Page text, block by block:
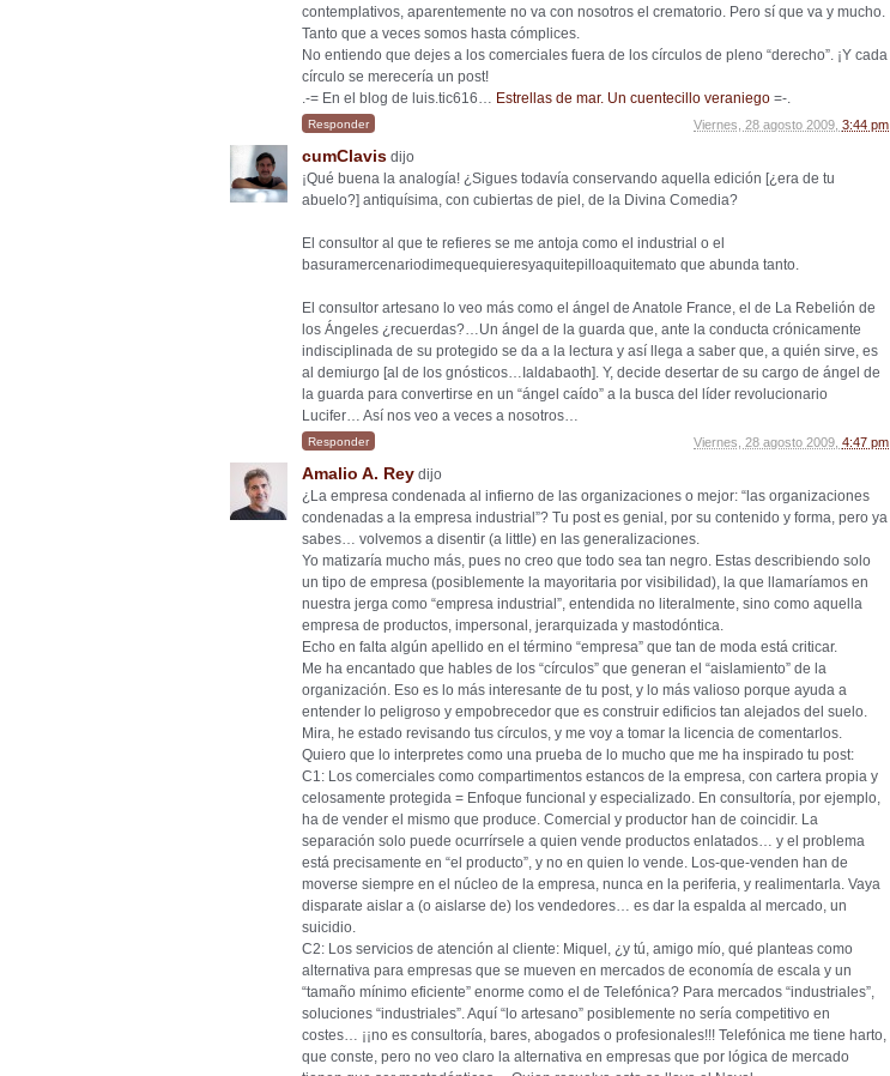
contemplativos, aparentemente no va con nosotros el crematorio. Pero sí que va y mucho.
Tanto que a veces somos hasta cómplices.
No entiendo que dejes a los comerciales fuera de los círculos de pleno “derecho”. ¡Y cada
círculo se merecería un post!
.-= En el blog de luis.tic616… Estrellas de mar. Un cuentecillo veraniego =-.
Viernes, 28 agosto 2009, 3:44 pm
Responder
cumClavis dijo
¡Qué buena la analogía! ¿Sigues todavía conservando aquella edición [¿era de tu
abuelo?] antiquísima, con cubiertas de piel, de la Divina Comedia?
El consultor al que te refieres se me antoja como el industrial o el
basuramercenariodimequequieresyaquitepilloaquitemato que abunda tanto.
El consultor artesano lo veo más como el ángel de Anatole France, el de La Rebelión de
los Ángeles ¿recuerdas?…Un ángel de la guarda que, ante la conducta crónicamente
indisciplinada de su protegido se da a la lectura y así llega a saber que, a quién sirve, es
al demiurgo [al de los gnósticos…Ialdabaoth]. Y, decide desertar de su cargo de ángel de
la guarda para convertirse en un “ángel caído” a la busca del líder revolucionario
Lucifer… Así nos veo a veces a nosotros…
Viernes, 28 agosto 2009, 4:47 pm
Responder
Amalio A. Rey dijo
¿La empresa condenada al infierno de las organizaciones o mejor: “las organizaciones
condenadas a la empresa industrial”? Tu post es genial, por su contenido y forma, pero ya
sabes… volvemos a disentir (a little) en las generalizaciones.
Yo matizaría mucho más, pues no creo que todo sea tan negro. Estas describiendo solo
un tipo de empresa (posiblemente la mayoritaria por visibilidad), la que llamaríamos en
nuestra jerga como “empresa industrial”, entendida no literalmente, sino como aquella
empresa de productos, impersonal, jerarquizada y mastodóntica.
Echo en falta algún apellido en el término “empresa” que tan de moda está criticar.
Me ha encantado que hables de los “círculos” que generan el “aislamiento” de la
organización. Eso es lo más interesante de tu post, y lo más valioso porque ayuda a
entender lo peligroso y empobrecedor que es construir edificios tan alejados del suelo.
Mira, he estado revisando tus círculos, y me voy a tomar la licencia de comentarlos.
Quiero que lo interpretes como una prueba de lo mucho que me ha inspirado tu post:
C1: Los comerciales como compartimentos estancos de la empresa, con cartera propia y
celosamente protegida = Enfoque funcional y especializado. En consultoría, por ejemplo,
ha de vender el mismo que produce. Comercial y productor han de coincidir. La
separación solo puede ocurrírsele a quien vende productos enlatados… y el problema
está precisamente en “el producto”, y no en quien lo vende. Los-que-venden han de
moverse siempre en el núcleo de la empresa, nunca en la periferia, y realimentarla. Vaya
disparate aislar a (o aislarse de) los vendedores… es dar la espalda al mercado, un
suicidio.
C2: Los servicios de atención al cliente: Miquel, ¿y tú, amigo mío, qué planteas como
alternativa para empresas que se mueven en mercados de economía de escala y un
“tamaño mínimo eficiente” enorme como el de Telefónica? Para mercados “industriales”,
soluciones “industriales”. Aquí “lo artesano” posiblemente no sería competitivo en
costes… ¡¡no es consultoría, bares, abogados o profesionales!!! Telefónica me tiene harto,
que conste, pero no veo claro la alternativa en empresas que por lógica de mercado